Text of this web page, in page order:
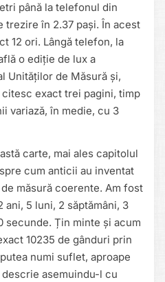
până la telefonul din
trezire în 2.37 pași. În acest
12 ori. Lângă telefon, la
o ediție de lux a
Unităților de Măsură și,
exact trei pagini, timp
variază, în medie, cu 3
carte, mai ales capitolul
cum anticii au inventat
măsură coerente. Am fost
ani, 5 luni, 2 săptămâni, 3
secunde. Țin minte și acum
10235 de gânduri prin
numi suflet, aproape
asemuindu-l cu